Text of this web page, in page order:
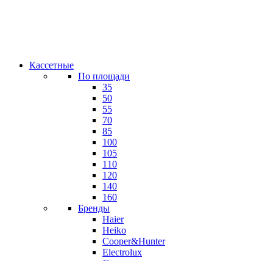
Кассетные
По площади
35
50
55
70
85
100
105
110
120
140
160
Бренды
Haier
Heiko
Cooper&Hunter
Electrolux